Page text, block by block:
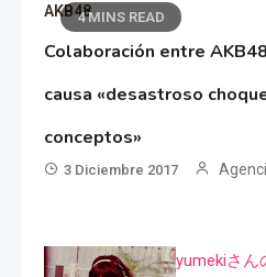
4 MINS READ
AKB48
Colaboración entre
causa «desastroso
conceptos»
3 Diciembre 2017
yumekiさん